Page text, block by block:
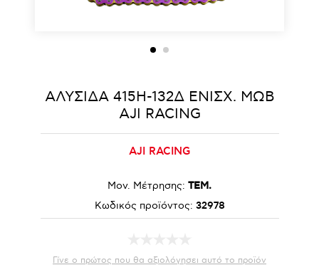
ΑΛΥΣΙΔΑ 415H-132Δ ΕΝΙΣΧ. ΜΩΒ
AJI RACING
AJI RACING
Μον. Μέτρησης: ΤΕΜ.
Κωδικός προϊόντος: 32978
Γίνε ο πρώτος που θα αξιολόγησει αυτό το προϊόν